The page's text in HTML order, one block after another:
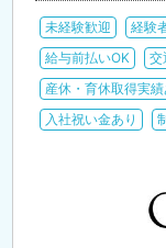
未経験歓迎 経験
給与前払いOK
交
産休・育休取得実績
入社祝い金あり